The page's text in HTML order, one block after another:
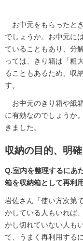
お中元をもらったと
でしょうか。お中元に
ていることもあり、分
っては、きり箱は「粗
ることもあるため、収
す。
お中元のきり箱や紙
に有効なのでしょうか
きました。
収納の目的、明
Q.室内を整理するにあ
箱を収納箱として再利
岩佐さん「使い方次第
かしている人もいれば
かし切れていない人も
て、うまく再利用する